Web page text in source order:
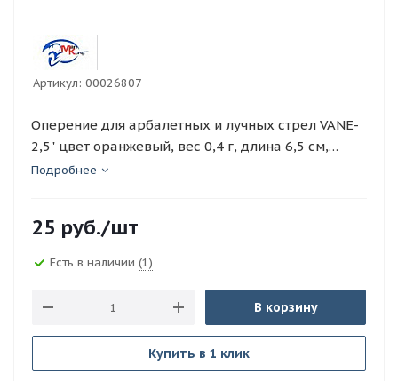
Артикул: 00026807
Оперение для арбалетных и лучных стрел VANE-
2,5" цвет оранжевый, вес 0,4 г, длина 6,5 см,
высота 1,1 см
Подробнее
25 руб./шт
Есть в наличии (1)
В корзину
Купить в 1 клик